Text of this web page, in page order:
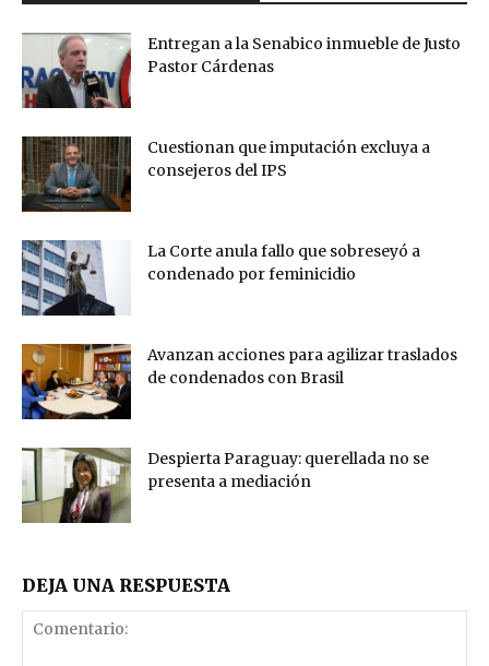
Entregan a la Senabico inmueble de Justo
Pastor Cárdenas
Cuestionan que imputación excluya a
consejeros del IPS
La Corte anula fallo que sobreseyó a
condenado por feminicidio
Avanzan acciones para agilizar traslados
de condenados con Brasil
Despierta Paraguay: querellada no se
presenta a mediación
DEJA UNA RESPUESTA